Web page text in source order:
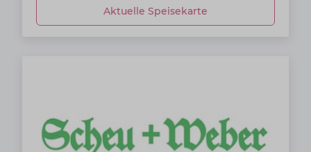
Aktuelle Speisekarte